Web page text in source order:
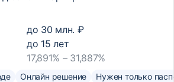
до 30 млн. ₽
до 15 лет
17,891% – 31,887%
Онлайн решение Нужен только